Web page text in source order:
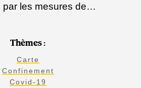
par les mesures de…
Thèmes :
Carte
Confinement
Covid-19